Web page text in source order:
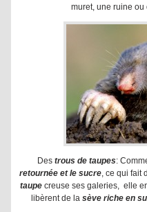
muret, une ruine
Des trous de taupes:
retournée et le sucre, ce qui fait
taupecreuse ses galeries, elle
libèrent de la sève riche en